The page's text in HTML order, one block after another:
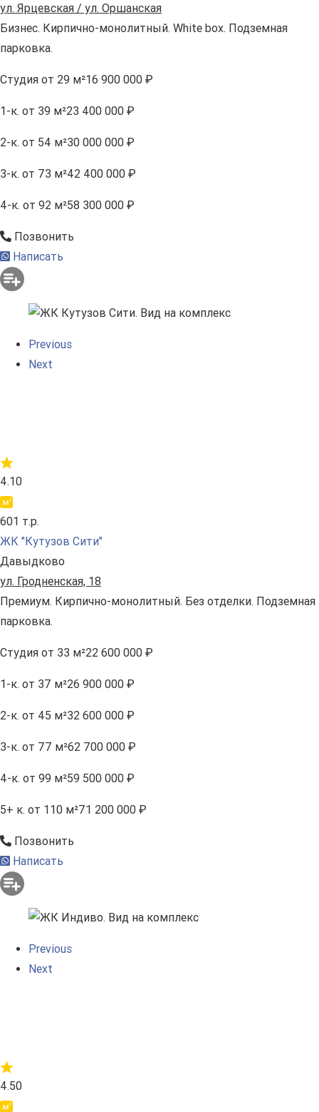
ул. Ярцевская / ул. Оршанская
Бизнес. Кирпично-монолитный. White box. Подземная
парковка.
Студия от 29 м²16 900 000 ₽
1-к. от 39 м²23 400 000 ₽
2-к. от 54 м²30 000 000 ₽
3-к. от 73 м²42 400 000 ₽
4-к. от 92 м²58 300 000 ₽
Позвонить
Написать
Previous
Next
4.10
601 т.р.
ЖК "Кутузов Сити"
Давыдково
ул. Гродненская, 18
Премиум. Кирпично-монолитный. Без отделки. Подземная
парковка.
Студия от 33 м²22 600 000 ₽
1-к. от 37 м²26 900 000 ₽
2-к. от 45 м²32 600 000 ₽
3-к. от 77 м²62 700 000 ₽
4-к. от 99 м²59 500 000 ₽
5+ к. от 110 м²71 200 000 ₽
Позвонить
Написать
Previous
Next
4.50